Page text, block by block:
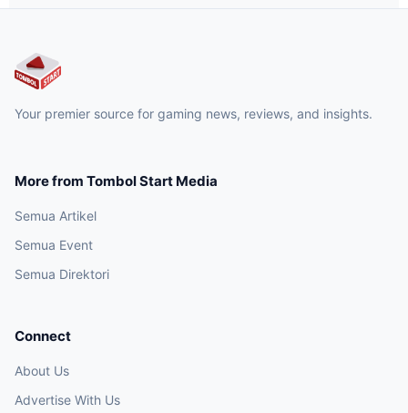
Your premier source for gaming news, reviews, and insights.
More from Tombol Start Media
Semua Artikel
Semua Event
Semua Direktori
Connect
About Us
Advertise With Us